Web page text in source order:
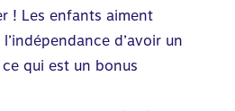
! Les enfants aiment
d’avoir un
qui est un bonus